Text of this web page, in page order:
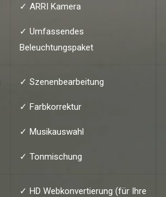
✓ ARRI Kamera
✓ Umfassendes
Beleuchtungspaket
✓ Szenenbearbeitung
✓ Farbkorrektur
✓ Musikauswahl
✓ Tonmischung
✓ HD Webkonvertierung (für Ihre